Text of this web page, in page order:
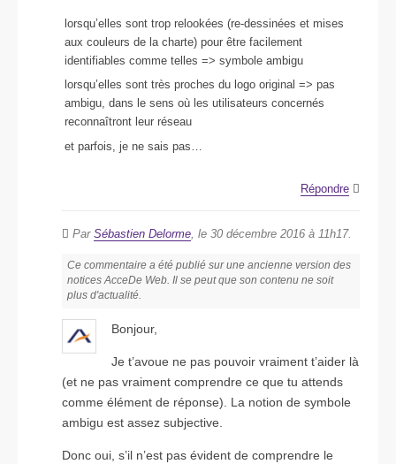
lorsqu’elles sont trop relookées (re-dessinées et mises
aux couleurs de la charte) pour être facilement
identifiables comme telles => symbole ambigu
lorsqu’elles sont très proches du logo original => pas
ambigu, dans le sens où les utilisateurs concernés
reconnaîtront leur réseau
et parfois, je ne sais pas…
Répondre
Par Sébastien Delorme, le 30 décembre 2016 à 11h17.
Ce commentaire a été publié sur une ancienne version des
notices AcceDe Web. Il se peut que son contenu ne soit
plus d'actualité.
Bonjour,
Je t’avoue ne pas pouvoir vraiment t’aider là
(et ne pas vraiment comprendre ce que tu attends
comme élément de réponse). La notion de symbole
ambigu est assez subjective.
Donc oui, s’il n’est pas évident de comprendre le